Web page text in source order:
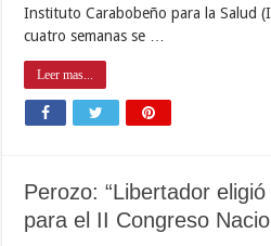
Instituto Carabobeño para la Salud
cuatro semanas se …
Leer mas...
Perozo: “Libertador
para el II Congreso